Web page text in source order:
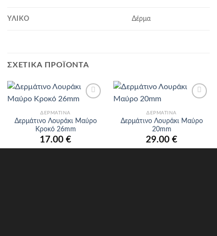
ΥΛΙΚΌ Δέρμα
ΣΧΕΤΙΚΆ ΠΡΟΪΌΝΤΑ
αγαπημένα
ΔΕΡΜΆΤΙΝΑ
Δερμάτινο Λουράκι Μαύρο
Κροκό 26mm
17.00 €
αγαπημένα
ΔΕΡΜΆΤΙΝΑ
Δερμάτινο Λουράκι Μαύρο
20mm
29.00 €